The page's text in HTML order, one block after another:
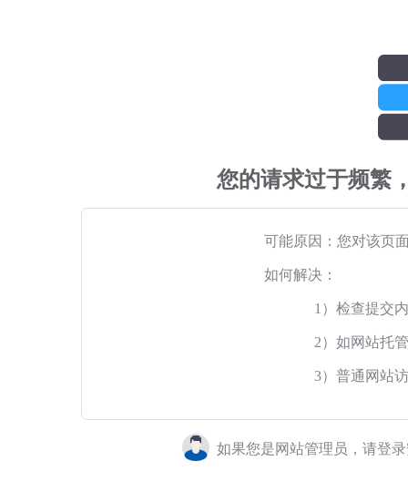
您的请求过于频繁
可能原因：您对该页
如何解决：
1）检查提交
2）如网站托
3）普通网站
如果您是网站管理员，请登